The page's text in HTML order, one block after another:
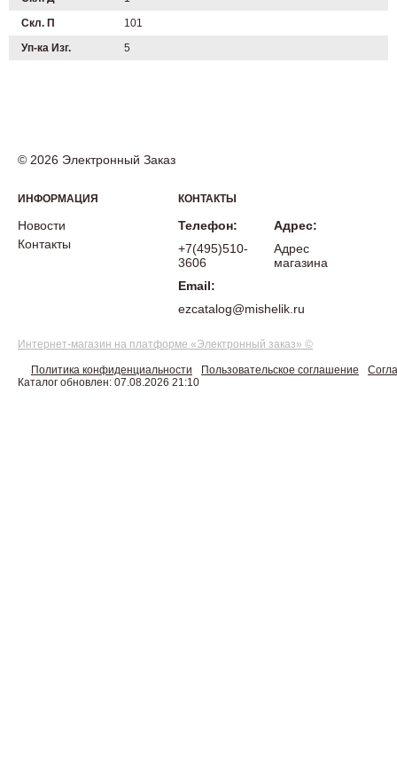
Скл. П
101
Уп-ка Изг.
5
© 2026 Электронный Заказ
ИНФОРМАЦИЯ
Новости
Контакты
КОНТАКТЫ
Телефон:
+7(495)510-
3606
Email:
ezcatalog@mishelik.ru
Адрес:
Адрес
магазина
Интернет-магазин на платформе «Электронный заказ» ©
Политика конфиденциальности Пользовательское соглашение
Каталог обновлен: 07.08.2026 21:10